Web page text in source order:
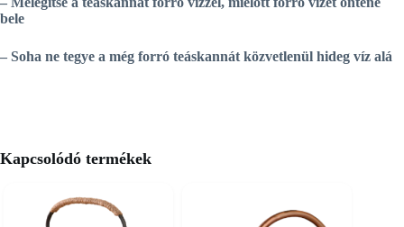
bele
– Soha ne tegye a még forró teáskannát közvetlenül hideg víz alá
Kapcsolódó termékek